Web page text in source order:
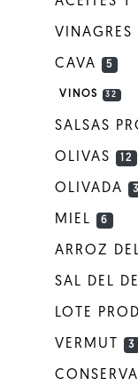
VINAGRES
CAVA 5
VINOS 32
SALSAS
OLIVAS 12
OLIVADA 3
MIEL 6
ARROZ
SAL DEL
LOTE
VERMUT 3